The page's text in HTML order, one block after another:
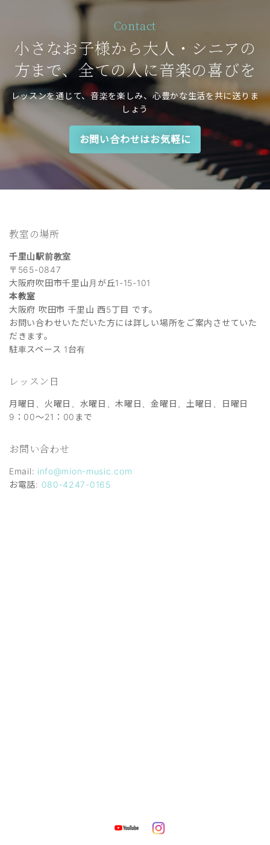
Contact
小さなお子様から大人・シニアの
方まで、全ての人に音楽の喜びを
レッスンを通じて、音楽を楽しみ、心豊かな生活を共に送りま
しょう
お問い合わせはお気軽に
教室の場所
千里山駅前教室
〒565-0847
大阪府吹田市千里山月が丘1-15-101
本教室
大阪府 吹田市 千里山 西5丁目 です。
お問い合わせいただいた方には詳しい場所をご案内させていた
だきます。
駐車スペース 1台有
レッスン日
月曜日、火曜日、水曜日、木曜日、金曜日、土曜日、日曜日
9：00～21：00まで
お問い合わせ
Email: info@mion-music.com
お電話: 080-4247-0165